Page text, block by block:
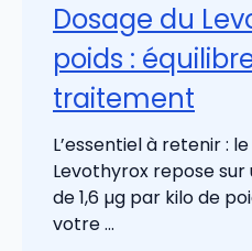
Dosage du
poids :
traitement
L’essentiel à retenir :
Levothyrox repose
de 1,6 µg par kilo de
votre ...